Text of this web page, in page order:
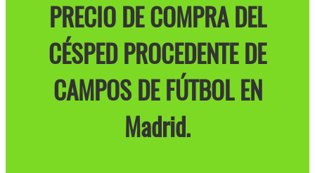
PRECIO DE COMPRA DEL
CÉSPED PROCEDENTE DE
CAMPOS DE FÚTBOL EN
Madrid.